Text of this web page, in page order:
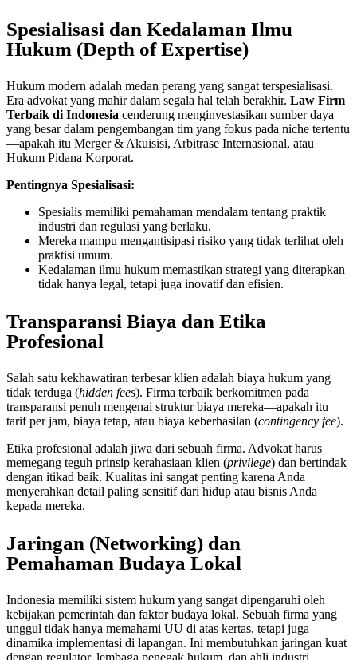
Spesialisasi dan Kedalaman Ilmu
Hukum (Depth of Expertise)
Hukum modern adalah medan perang yang sangat terspesialisasi.
Era advokat yang mahir dalam segala hal telah berakhir. Law Firm
Terbaik di Indonesia cenderung menginvestasikan sumber daya
yang besar dalam pengembangan tim yang fokus pada niche tertentu
—apakah itu Merger & Akuisisi, Arbitrase Internasional, atau
Hukum Pidana Korporat.
Pentingnya Spesialisasi:
Spesialis memiliki pemahaman mendalam tentang praktik
industri dan regulasi yang berlaku.
Mereka mampu mengantisipasi risiko yang tidak terlihat oleh
praktisi umum.
Kedalaman ilmu hukum memastikan strategi yang diterapkan
tidak hanya legal, tetapi juga inovatif dan efisien.
Transparansi Biaya dan Etika
Profesional
Salah satu kekhawatiran terbesar klien adalah biaya hukum yang
tidak terduga (hidden fees). Firma terbaik berkomitmen pada
transparansi penuh mengenai struktur biaya mereka—apakah itu
tarif per jam, biaya tetap, atau biaya keberhasilan (contingency fee).
Etika profesional adalah jiwa dari sebuah firma. Advokat harus
memegang teguh prinsip kerahasiaan klien (privilege) dan bertindak
dengan itikad baik. Kualitas ini sangat penting karena Anda
menyerahkan detail paling sensitif dari hidup atau bisnis Anda
kepada mereka.
Jaringan (Networking) dan
Pemahaman Budaya Lokal
Indonesia memiliki sistem hukum yang sangat dipengaruhi oleh
kebijakan pemerintah dan faktor budaya lokal. Sebuah firma yang
unggul tidak hanya memahami UU di atas kertas, tetapi juga
dinamika implementasi di lapangan. Ini membutuhkan jaringan kuat